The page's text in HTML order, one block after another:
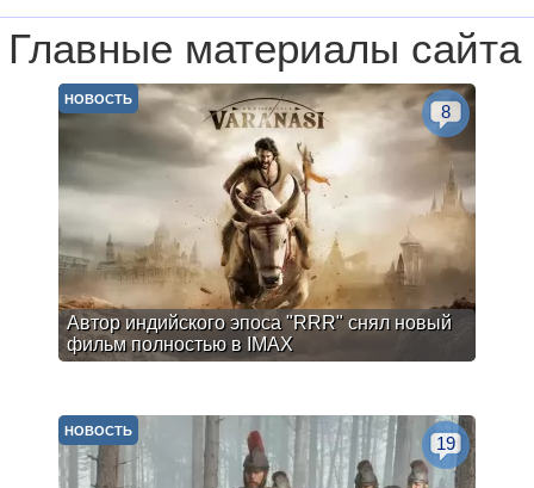
Главные материалы сайта
Автор индийского эпоса "RRR" снял новый
фильм полностью в IMAX
НОВОСТЬ
8
НОВОСТЬ
19